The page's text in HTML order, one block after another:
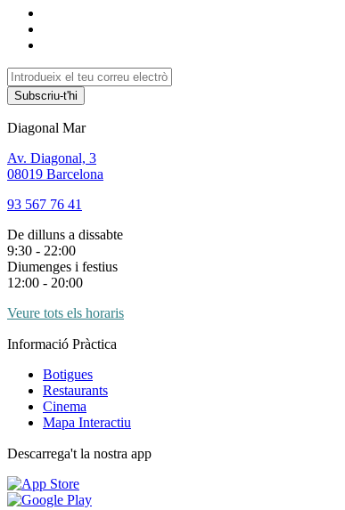
Subscriu-t'hi
Diagonal Mar
Av. Diagonal, 3
08019 Barcelona
93 567 76 41
De dilluns a dissabte
9:30 - 22:00
Diumenges i festius
12:00 - 20:00
Veure tots els horaris
Informació Pràctica
Botigues
Restaurants
Cinema
Mapa Interactiu
Descarrega't la nostra app